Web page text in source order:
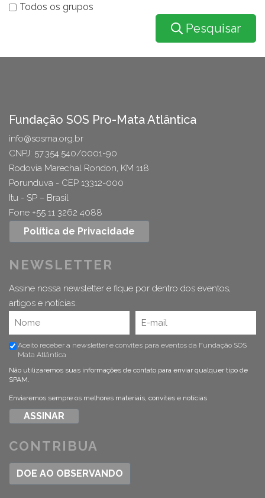
Todos os grupos
Pesquisar
Fundação SOS Pro-Mata Atlântica
info@sosma.org.br
CNPJ: 57.354.540/0001-90
Rodovia Marechal Rondon, KM 118
Porunduva - CEP 13312-000
Itu - SP – Brasil
Fone +55 11 3262 4088
Política de Privacidade
NEWSLETTER
Assine nossa newsletter e fique por dentro dos eventos,
artigos e notícias.
Aceito receber a newsletter e convites para eventos da Fundação SOS
Mata Atlântica
Não utilizaremos suas informações de contato para enviar qualquer tipo de
SPAM.
Enviaremos sempre os melhores materiais, convites e notícias
CONTRIBUA
DOE AO OBSERVANDO